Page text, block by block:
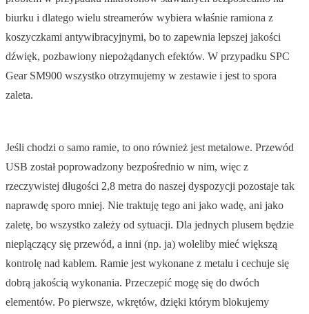
biurku i dlatego wielu streamerów wybiera właśnie ramiona z
koszyczkami antywibracyjnymi, bo to zapewnia lepszej jakości
dźwięk, pozbawiony niepożądanych efektów. W przypadku SPC
Gear SM900 wszystko otrzymujemy w zestawie i jest to spora
zaleta.
Jeśli chodzi o samo ramie, to ono również jest metalowe. Przewód
USB został poprowadzony bezpośrednio w nim, więc z
rzeczywistej długości 2,8 metra do naszej dyspozycji pozostaje tak
naprawdę sporo mniej. Nie traktuję tego ani jako wadę, ani jako
zaletę, bo wszystko zależy od sytuacji. Dla jednych plusem będzie
nieplączący się przewód, a inni (np. ja) woleliby mieć większą
kontrolę nad kablem. Ramie jest wykonane z metalu i cechuje się
dobrą jakością wykonania. Przeczepić mogę się do dwóch
elementów. Po pierwsze, wkrętów, dzięki którym blokujemy